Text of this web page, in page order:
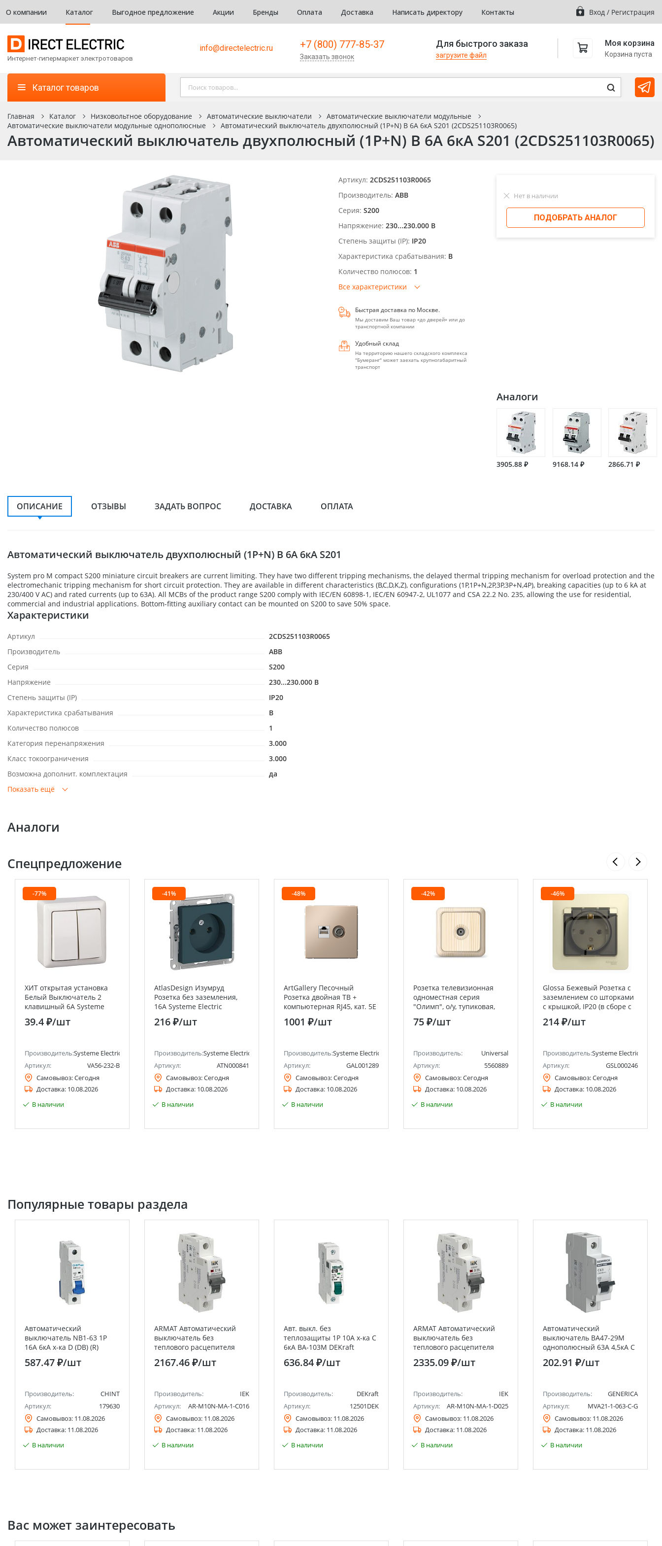
О компании Каталог Выгодное предложение Акции Бренды Оплата Доставка Написать директору Контакты Вход / Регистрация
Интернет-гипермаркет электротоваров
info@directelectric.ru +7 (800) 777-85-37
Заказать звонок
Для быстрого заказа
загрузите файл
Моя корзина
Корзина пуста
Каталог товаров
Главная Каталог Низковольтное оборудование Автоматические выключатели
Автоматические выключатели модульные
Автоматические выключатели модульные однополюсные
Автоматический выключатель двухполюсный (1P+N) B 6А 6кА S201 (2CDS251103R0065)
Автоматический выключатель двухполюсный (1P+N) B 6А 6кА S201 (2CDS251103R0065)
Артикул: 2CDS251103R0065
Производитель: ABB
Серия: S200
Напряжение: 230...230.000 В
Степень защиты (IP): IP20
Характеристика срабатывания: B
Количество полюсов: 1
Все характеристики
Быстрая доставка по Москве.
Мы доставим Ваш товар «до дверей» или до
транспортной компании
Удобный склад
На территорию нашего складского комплекса
"Бумеранг" может заехать крупногабаритный
транспорт
Нет в наличии
ПОДОБРАТЬ АНАЛОГ
Аналоги
3905.88 ₽ 9168.14 ₽ 2866.71 ₽
ОПИСАНИЕ ОТЗЫВЫ ЗАДАТЬ ВОПРОС ДОСТАВКА ОПЛАТА
Автоматический выключатель двухполюсный (1P+N) B 6А 6кА S201
System pro M compact S200 miniature circuit breakers are current limiting. They have two different tripping mechanisms, the delayed thermal tripping mechanism for overload protection and the
electromechanic tripping mechanism for short circuit protection. They are available in different characteristics (B,C,D,K,Z), configurations (1P,1P+N,2P,3P,3P+N,4P), breaking capacities (up to 6 kA at
230/400 V AC) and rated currents (up to 63A). All MCBs of the product range S200 comply with IEC/EN 60898-1, IEC/EN 60947-2, UL1077 and CSA 22.2 No. 235, allowing the use for residential,
commercial and industrial applications. Bottom-fitting auxiliary contact can be mounted on S200 to save 50% space.
Характеристики
Артикул
2CDS251103R0065
Производитель
ABB
Серия
S200
Напряжение
230...230.000 В
Степень защиты (IP)
IP20
Характеристика срабатывания
B
Количество полюсов
1
Категория перенапряжения
3.000
Класс токоограничения
3.000
Возможна дополнит. комплектация
да
Показать ещё
Аналоги
Спецпредложение
Schneider Electric)
-77%
ХИТ открытая установка
Белый Выключатель 2
клавишный 6А Systeme
Electric (Schneider Electric)
39.4 ₽/шт
Производитель:Systeme Electric (ранее Schneider Electric)
Артикул:
VA56-232-B
Самовывоз:Сегодня
Доставка: 10.08.2026
В наличии
-41%
AtlasDesign Изумруд
Розетка без заземления,
16А Systeme Electric
(Schneider Electric)
216 ₽/шт
Производитель:Systeme Electric (ранее Schneider Electric)
Артикул:
ATN000841
Самовывоз:Сегодня
Доставка: 10.08.2026
В наличии
-48%
ArtGallery Песочный
Розетка двойная ТВ +
компьютерная RJ45, кат. 5Е
Systeme Electric (Schneider
Electric)
1001 ₽/шт
Производитель:Systeme Electric (ранее Schneider Electric)
Артикул:
GAL001289
Самовывоз:Сегодня
Доставка: 10.08.2026
В наличии
-42%
Розетка телевизионная
одноместная серия
"Олимп", о/у, тупиковая,
75Ом, ч/д 4-2400Мгц, сосна
(еврослот) UNIVERSAL
75 ₽/шт
Производитель:
Universal
Артикул:
5560889
Самовывоз:Сегодня
Доставка: 10.08.2026
В наличии
-46%
Glossa Бежевый Розетка с
заземлением со шторками
с крышкой, IP20 (в сборе с
рамкой) Systeme Electric
(Schneider Electric)
214 ₽/шт
Производитель:Systeme Electric
Артикул:
GSL000246
Самовывоз:Сегодня
Доставка: 10.08.2026
В наличии
Популярные товары раздела
Автоматический
выключатель NB1-63 1P
16A 6кА х-ка D (DB) (R)
587.47 ₽/шт
Производитель:
CHINT
Артикул:
179630
Самовывоз: 11.08.2026
Доставка: 11.08.2026
В наличии
ARMAT Автоматический
выключатель без
теплового расцепителя
M10N-MA 1P C 16А IEK
2167.46 ₽/шт
Производитель:
IEK
Артикул:
AR-M10N-MA-1-C016
Самовывоз: 11.08.2026
Доставка: 11.08.2026
В наличии
Авт. выкл. без
теплозащиты 1P 10А х-ка C
6кА ВА-103M DEKraft
636.84 ₽/шт
Производитель:
DEKraft
Артикул:
12501DEK
Самовывоз: 11.08.2026
Доставка: 11.08.2026
В наличии
ARMAT Автоматический
выключатель без
теплового расцепителя
M10N-MA 1P D 25А IEK
2335.09 ₽/шт
Производитель:
IEK
Артикул:
AR-M10N-MA-1-D025
Самовывоз: 11.08.2026
Доставка: 11.08.2026
В наличии
Автоматический
выключатель ВА47-29М
однополюсный 63А 4,5кА C
GENERICA IEK
202.91 ₽/шт
Производитель:
GENERICA
Артикул:
MVA21-1-063-C-G
Самовывоз: 11.08.2026
Доставка: 11.08.2026
В наличии
Вас может заинтересовать